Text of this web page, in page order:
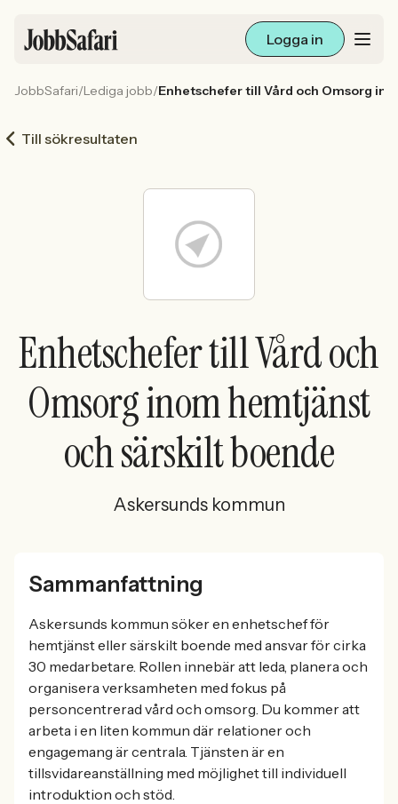
Logga in
Arbetsliv och karriär
För arbetsgivare
Sök med AI
Ny här? Skapa konto
JobbSafari/Lediga jobb/Enhetschefer till Vård och Omsorg
Till sökresultaten
Enhetschefer till Vård och
Omsorg inom hemtjänst
och särskilt boende
Askersunds kommun
Sammanfattning
Askersunds kommun söker en enhetschef för
hemtjänst eller särskilt boende med ansvar för cirka
30 medarbetare. Rollen innebär att leda, planera och
organisera verksamheten med fokus på
personcentrerad vård och omsorg. Du kommer att
arbeta i en liten kommun där relationer och
engagemang är centrala. Tjänsten är en
tillsvidareanställning med möjlighet till individuell
introduktion och stöd.